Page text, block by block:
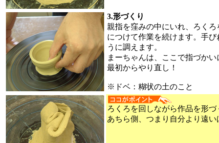
3.形づくり
親指を窪みの中にいれ、ろく
につけて作業を続けます。手
うに調えます。
まーちゃんは、ここで指づか
最初からやり直し！
※ドベ：糊状の土のこと
ろくろを回しながら作品を形
あちら側、つまり自分より遠